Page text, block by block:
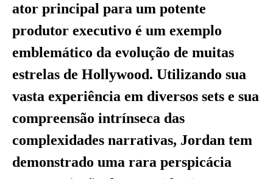
ator principal para um potente
produtor executivo é um exemplo
emblemático da evolução de muitas
estrelas de Hollywood. Utilizando sua
vasta experiência em diversos sets e sua
compreensão intrínseca das
complexidades narrativas, Jordan tem
demonstrado uma rara perspicácia